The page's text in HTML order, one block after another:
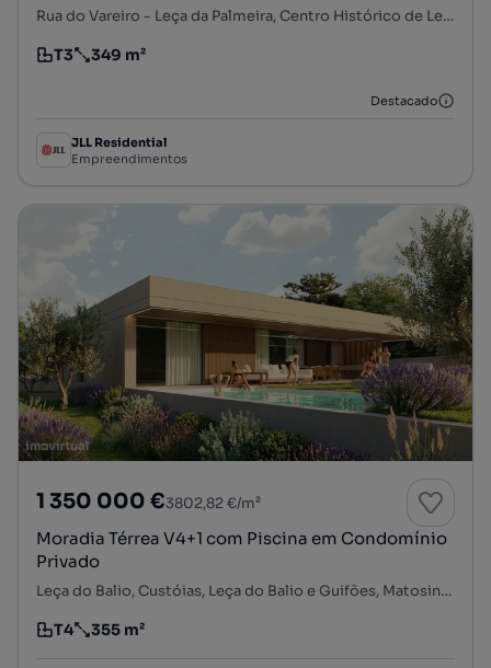
Rua do Vareiro - Leça da Palmeira, Centro Histórico de Leça, Matosinhos e Leça da Palmeira, Matosinhos, Porto
Tipologia
T3
Preço por metro quadrado
349 m²
Destacado
JLL Residential
Empreendimentos
1 350 000 €3802,82 €/m²
Moradia Térrea V4+1 com Piscina em Condomínio
Privado
Leça do Balio, Custóias, Leça do Balio e Guifões, Matosinhos, Porto
Tipologia
T4
Preço por metro quadrado
355 m²